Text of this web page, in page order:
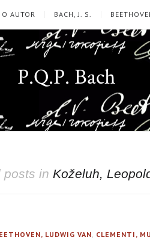
O AUTOR BACH, J. S.
P.Q.P. Bach
posts in Koželuh,
LUDWIG VAN CLEMENTI,